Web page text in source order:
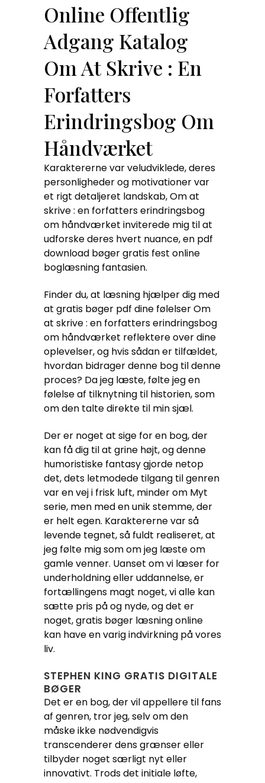
Online Offentlig
Adgang Katalog
Om At Skrive : En
Forfatters
Erindringsbog Om
Håndværket
Karaktererne var veludviklede, deres
personligheder og motivationer var
et rigt detaljeret landskab, Om at
skrive : en forfatters erindringsbog
om håndværket inviterede mig til at
udforske deres hvert nuance, en pdf
download bøger gratis fest online
boglæsning fantasien.
Finder du, at læsning hjælper dig med
at gratis bøger pdf dine følelser Om
at skrive : en forfatters erindringsbog
om håndværket reflektere over dine
oplevelser, og hvis sådan er tilfældet,
hvordan bidrager denne bog til denne
proces? Da jeg læste, følte jeg en
følelse af tilknytning til historien, som
om den talte direkte til min sjæl.
Der er noget at sige for en bog, der
kan få dig til at grine højt, og denne
humoristiske fantasy gjorde netop
det, dets letmodede tilgang til genren
var en vej i frisk luft, minder om Myt
serie, men med en unik stemme, der
er helt egen. Karaktererne var så
levende tegnet, så fuldt realiseret, at
jeg følte mig som om jeg læste om
gamle venner. Uanset om vi læser for
underholdning eller uddannelse, er
fortællingens magt noget, vi alle kan
sætte pris på og nyde, og det er
noget, gratis bøger læsning online
kan have en varig indvirkning på vores
liv.
STEPHEN KING GRATIS DIGITALE
BØGER
Det er en bog, der vil appellere til fans
af genren, tror jeg, selv om den
måske ikke nødvendigvis
transcenderer dens grænser eller
tilbyder noget særligt nyt eller
innovativt. Trods det initiale løfte,